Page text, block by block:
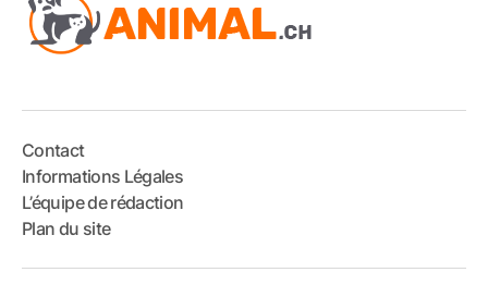
Contact
Informations Légales
L’équipe de rédaction
Plan du site